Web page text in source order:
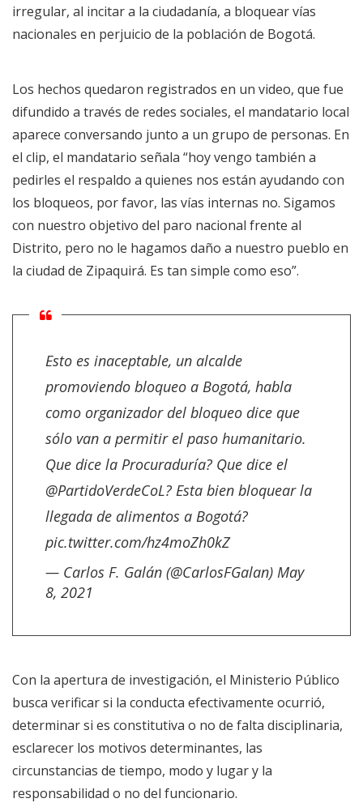
irregular, al incitar a la ciudadanía, a bloquear vías
nacionales en perjuicio de la población de Bogotá.
Los hechos quedaron registrados en un video, que fue
difundido a través de redes sociales, el mandatario local
aparece conversando junto a un grupo de personas. En
el clip, el mandatario señala “hoy vengo también a
pedirles el respaldo a quienes nos están ayudando con
los bloqueos, por favor, las vías internas no. Sigamos
con nuestro objetivo del paro nacional frente al
Distrito, pero no le hagamos daño a nuestro pueblo en
la ciudad de Zipaquirá. Es tan simple como eso”.
Esto es inaceptable, un alcalde
promoviendo bloqueo a Bogotá, habla
como organizador del bloqueo dice que
sólo van a permitir el paso humanitario.
Que dice la Procuraduría? Que dice el
@PartidoVerdeCoL? Esta bien bloquear la
llegada de alimentos a Bogotá?
pic.twitter.com/hz4moZh0kZ
— Carlos F. Galán (@CarlosFGalan) May
8, 2021
Con la apertura de investigación, el Ministerio Público
busca verificar si la conducta efectivamente ocurrió,
determinar si es constitutiva o no de falta disciplinaria,
esclarecer los motivos determinantes, las
circunstancias de tiempo, modo y lugar y la
responsabilidad o no del funcionario.